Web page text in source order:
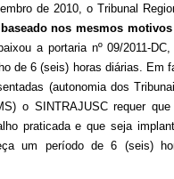
de 2010, o Tribunal
baseado nos mesmos
a portaria nº 09/2011-
de 6 (seis) horas diárias. Em
(autonomia dos
o SINTRAJUSC requer
praticada e que seja
um período de 6 (seis)